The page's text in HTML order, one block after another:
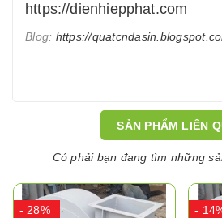
https://dienhiepphat.com
Blog: https://
SẢN PHẨM LIÊN
Có phải bạn đang tìm những
- 28% -